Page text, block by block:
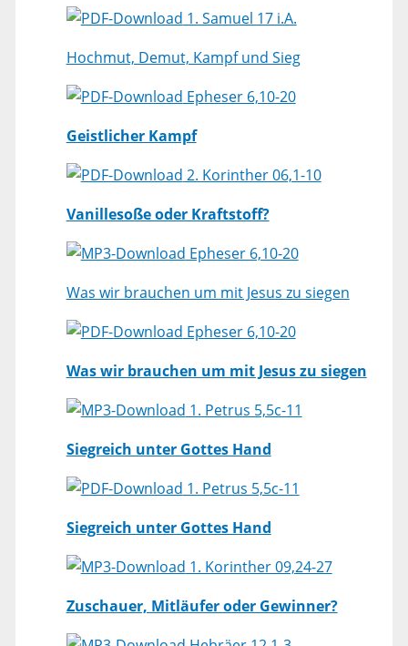
1. Samuel 17 i.A.
Hochmut, Demut, Kampf und Sieg
Epheser 6,10-20
Geistlicher Kampf
2. Korinther 06,1-10
Vanillesoße oder Kraftstoff?
Epheser 6,10-20
Was wir brauchen um mit Jesus zu siegen
Epheser 6,10-20
Was wir brauchen um mit Jesus zu siegen
1. Petrus 5,5c-11
Siegreich unter Gottes Hand
1. Petrus 5,5c-11
Siegreich unter Gottes Hand
1. Korinther 09,24-27
Zuschauer, Mitläufer oder Gewinner?